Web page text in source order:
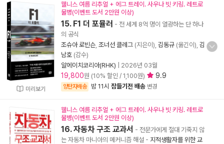
미리보기
웰니스 여름 리추얼 + 에그 트레이. 사우나 빗 키링. 레트로
물병(이벤트 도서 2만원 이상)
15. F1 더 포뮬러 - 전 세계 8억 명이 열광하는 단 하나
의 공식
조슈아 로빈슨 조너선 클레그 (지은이), 김동규 (옮긴이), 김
남호 (감수)
알에이치코리아(RHK)
2026년 03월
19,800원 (10% 할인 / 1,100원) 9.9
양탄자배송 밤 11시 잠들기전 배송 변경
웰니스 여름 리추얼 + 에그 트레이. 사우나 빗 키링. 레트로
물병(이벤트 도서 2만원 이상)
16. 자동차 구조 교과서 - 전문가에게 절대 기죽지 않
는 자동차 마니아의 메커니즘 해설 - 지적생활자를 위한 교